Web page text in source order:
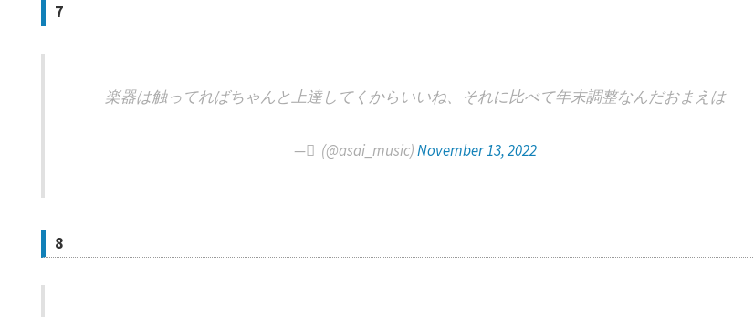
7
楽器は触ってればちゃんと上達してくからいいね、それに比べて年末調整なんだおまえは
— ْ (@asai_music)November 13, 2022
8